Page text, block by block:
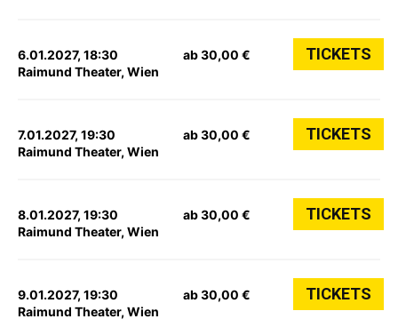
6.01.2027, 18:30
Raimund Theater, Wien
ab 30,00 € TICKETS
7.01.2027, 19:30
Raimund Theater, Wien
ab 30,00 € TICKETS
8.01.2027, 19:30
Raimund Theater, Wien
ab 30,00 € TICKETS
9.01.2027, 19:30
Raimund Theater, Wien
ab 30,00 € TICKETS